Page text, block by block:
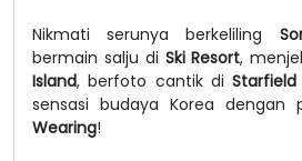
Nikmati serunya berkeliling
bermain salju di Ski Resort,
Island, berfoto cantik diStarfield
sensasi budaya Korea dengan
Wearing!